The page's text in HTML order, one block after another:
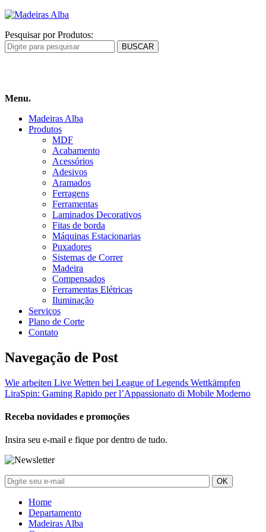
Pesquisar por Produtos:
Menu.
Madeiras Alba
Produtos
MDF
Acabamento
Acessórios
Adesivos
Aramados
Ferragens
Ferramentas
Laminados Decorativos
Fitas de borda
Máquinas Estacionarias
Puxadores
Sistemas de Correr
Madeira
Compensados
Ferramentas Elétricas
Iluminação
Serviços
Plano de Corte
Contato
Navegação de Post
Wie arbeiten Live Wetten bei League of Legends Wettkämpfen
LiraSpin: Gaming Rapido per l’Appassionato di Mobile Moderno
Receba novidades e promoções
Insira seu e-mail e fique por dentro de tudo.
Home
Departamento
Madeiras Alba